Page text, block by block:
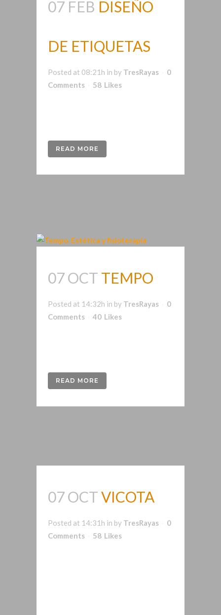
07 FEB DISEÑO
DE ETIQUETAS
Posted at 08:21h in by TresRayas
0
Comments
58 Likes
READ MORE
07 OCT TEMPO
Posted at 14:32h in by TresRayas
0
Comments
40 Likes
READ MORE
07 OCTVICOTA
Posted at 14:31h in by TresRayas
0
Comments
58 Likes